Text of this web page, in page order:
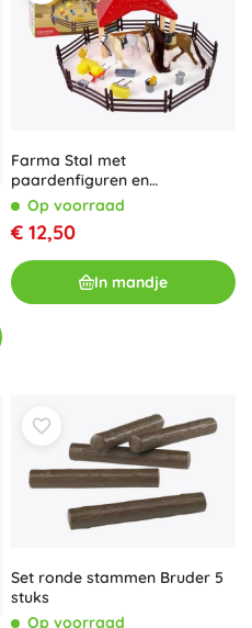
Farma Stal met
paardenfiguren en
accessoires
Op voorraad
€ 12,50
In mandje
Set ronde stammen Bruder 5
stuks
Op voorraad